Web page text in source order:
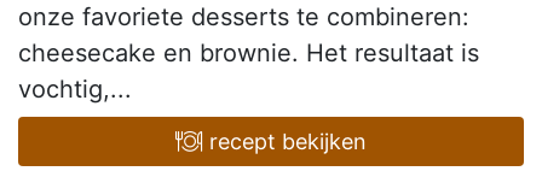
onze favoriete desserts te combineren:
cheesecake en brownie. Het resultaat is
vochtig,...
recept bekijken